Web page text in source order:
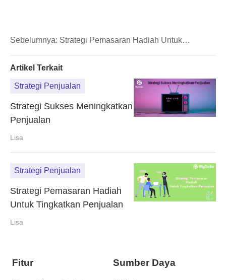
Sebelumnya: Strategi Pemasaran Hadiah Untuk
Artikel Terkait
Strategi Penjualan
Strategi Sukses Meningkatkan
Penjualan
Lisa
Strategi Penjualan
Strategi Pemasaran Hadiah
Untuk Tingkatkan Penjualan
Lisa
Fitur Sumber Daya